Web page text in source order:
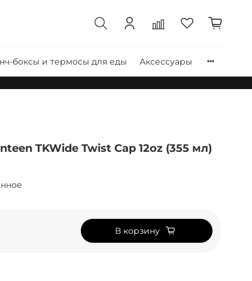
боксы и термосы для еды
Аксессуары
TKWide Twist Cap 12oz (355 мл)
В корзину